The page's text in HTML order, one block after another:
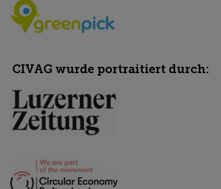
CIVAG wurde portraitiert durch: